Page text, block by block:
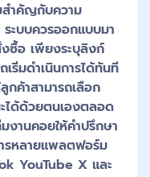
สำคัญกับความ
ะบบควรออกแบบมา
งซื้อ เพียงระบุลิงก์
ริ่มดำเนินการได้ทันที
ค้าสามารถเลือก
ได้ด้วยตนเองตลอด
านคอยให้คำปรึกษา
รหลายแพลตฟอร์ม
YouTube X และ